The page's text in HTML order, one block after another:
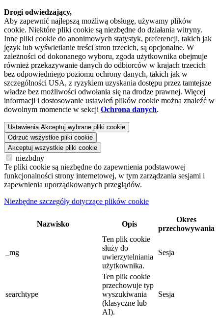
Drogi odwiedzający,
Aby zapewnić najlepszą możliwą obsługę, używamy plików
cookie. Niektóre pliki cookie są niezbędne do działania witryny.
Inne pliki cookie do anonimowych statystyk, preferencji, takich jak
język lub wyświetlanie treści stron trzecich, są opcjonalne. W
zależności od dokonanego wyboru, zgoda użytkownika obejmuje
również przekazywanie danych do odbiorców w krajach trzecich
bez odpowiedniego poziomu ochrony danych, takich jak w
szczególności USA, z ryzykiem uzyskania dostępu przez tamtejsze
władze bez możliwości odwołania się na drodze prawnej. Więcej
informacji i dostosowanie ustawień plików cookie można znaleźć w
dowolnym momencie w sekcji Ochrona danych.
Ustawienia Akceptuj wybrane pliki cookie
Odrzuć wszystkie pliki cookie
Akceptuj wszystkie pliki cookie
niezbdny
Te pliki cookie są niezbędne do zapewnienia podstawowej
funkcjonalności strony internetowej, w tym zarządzania sesjami i
zapewnienia uporządkowanych przeglądów.
Niezbędne szczegóły dotyczące plików cookie
Nazwisko Opis
Okres
przechowywania
_mg
Ten plik cookie
służy do
uwierzytelniania
użytkownika.
Sesja
searchtype
Ten plik cookie
przechowuje typ
wyszukiwania
(klasyczne lub
AI).
Sesja